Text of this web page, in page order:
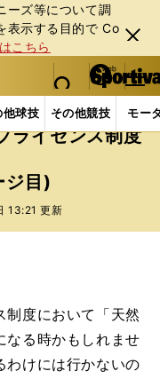
ーズ等について調
表⽰する⽬的で Co
こちら
閉じ
る
web Sportiva (webスポルティーバ)
検索
マイペ
ー
ジ
メニュ
他球技 その他競技 モー
Jリーグ 【恩田
ライセンス制度
ジ目)
13:21 更新
度において「天然
なる時かもしれませ
わけには行かないの